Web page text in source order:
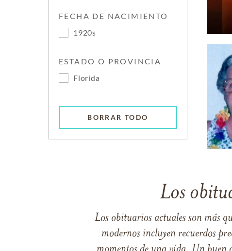
FECHA DE NACIMIENTO
1920s
ESTADO O PROVINCIA
Florida
BORRAR TODO
Los
Los obituarios actuales son más
modernos incluyen recuerdos